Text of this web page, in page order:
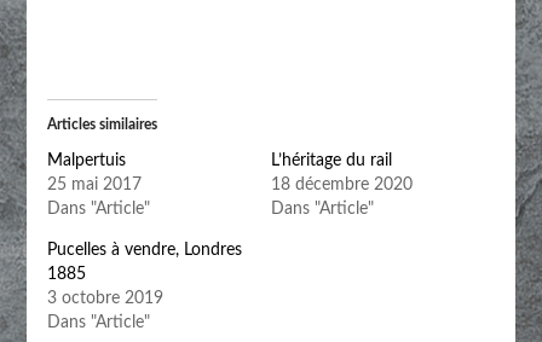
Articles similaires
Malpertuis
25 mai 2017
Dans "Article"
L’héritage du rail
18 décembre 2020
Dans "Article"
Pucelles à vendre, Londres
1885
3 octobre 2019
Dans "Article"